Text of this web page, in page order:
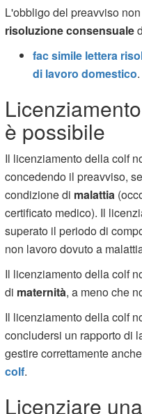
L'obbligo del preavviso
risoluzione consensuale
fac simile lettera
di lavoro domestico.
è possibile
Il licenziamento della colf
concedendo il preavviso,
condizione di malattia
certificato medico). Il
superato il periodo di
non lavoro dovuto a
Il licenziamento della colf
di maternità, a meno che
Il licenziamento della colf
concludersi un rapporto di
gestire correttamente
colf.
Licenziare